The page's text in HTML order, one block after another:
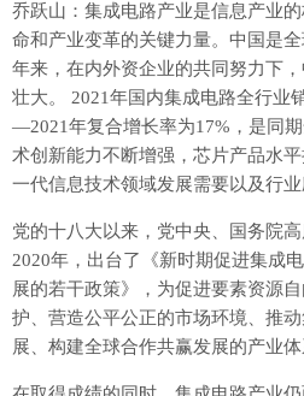
乔跃山：集成电路产业是信息产业
命和产业变革的关键力量。中国是
年来，在内外资企业的共同努力下
壮大。 2021年国内集成电路全行业
—2021年复合增长率为17%，是同
术创新能力不断增强，芯片产品水
一代信息技术领域发展需要以及行业
党的十八大以来，党中央、国务院
2020年，出台了《新时期促进集成
展的若干政策》，为促进要素资源
护、营造公平公正的市场环境、推
展、构建全球合作共赢发展的产业体